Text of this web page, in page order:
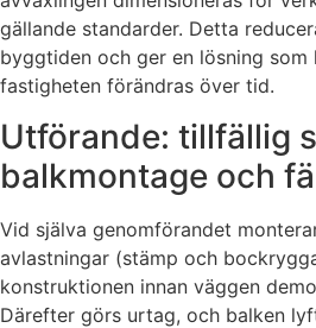
gällande standarder. Detta
byggtiden och ger en lösning som
fastigheten förändras över tid.
Utförande: tillfällig
balkmontage och
Vid själva genomförandet
avlastningar (stämp och
konstruktionen innan väggen
Därefter görs urtag, och balken